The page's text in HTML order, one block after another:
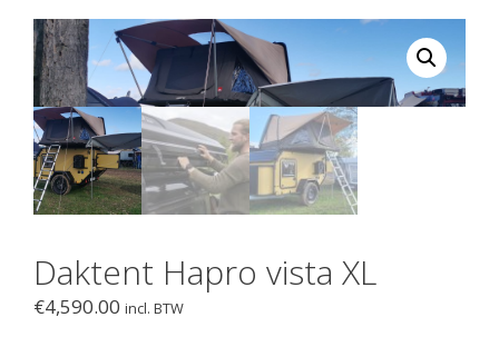
Daktent Hapro vista XL
€4,590.00 incl. BTW